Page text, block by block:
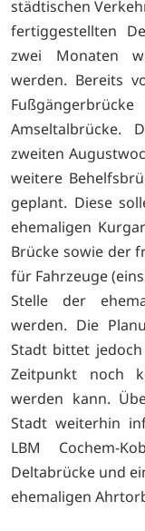
städtischen
fertiggestellten
zwei Monaten
werden. Bereits
Amseltalbrücke.
zweiten
weitere
geplant. Diese
ehemaligen
Brücke sowie der
für Fahrzeuge
Stelle der
werden. Die
Stadt bittet
Zeitpunkt noch
werden kann.
Stadt weiterhin
LBM Cochem-
Deltabrücke und
ehemaligen